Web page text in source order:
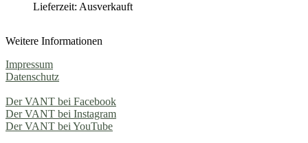
Lieferzeit: Ausverkauft
Weitere Informationen
Impressum
Datenschutz
Der VANT bei Facebook
Der VANT bei Instagram
Der VANT bei YouTube